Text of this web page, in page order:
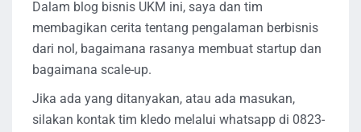
Dalam blog bisnis UKM ini, saya dan tim
membagikan cerita tentang pengalaman berbisnis
dari nol, bagaimana rasanya membuat startup dan
bagaimana scale-up.
Jika ada yang ditanyakan, atau ada masukan,
silakan kontak tim kledo melalui whatsapp di 0823-